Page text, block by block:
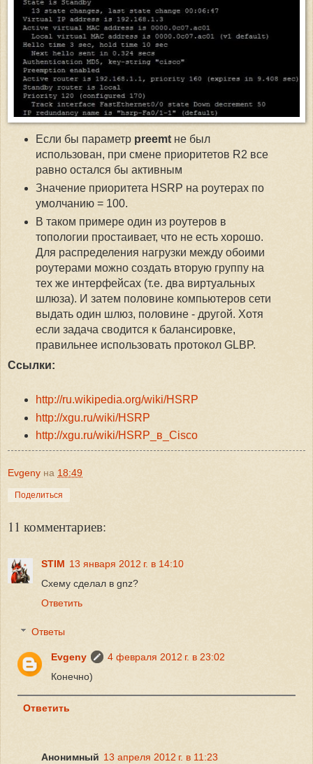
Если бы параметр preemtне был
использован, при смене приоритетов R2 все
равно остался бы активным
Значение приоритета HSRP на роутерах по
умолчанию = 100.
В таком примере один из роутеров в
топологии простаивает, что не есть хорошо.
Для распределения нагрузки между обоими
роутерами можно создать вторую группу на
тех же интерфейсах (т.е. два виртуальных
шлюза). И затем половине компьютеров сети
выдать один шлюз, половине - другой. Хотя
если задача сводится к балансировке,
правильнее использовать протокол GLBP.
Ссылки:
http://ru.wikipedia.org/wiki/HSRP
http://xgu.ru/wiki/HSRP
http://xgu.ru/wiki/HSRP_в_Cisco
Evgeny на 18:49
Поделиться
11 комментариев:
STIM 13 января 2012 г. в 14:10
Схему сделал в gnz?
Ответить
Ответы
Evgeny
4 февраля 2012 г. в 23:02
Конечно)
Ответить
Анонимный 13 апреля 2012 г. в 11:23